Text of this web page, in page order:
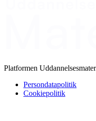
Platformen
Persondatapolitik
Cookiepolitik